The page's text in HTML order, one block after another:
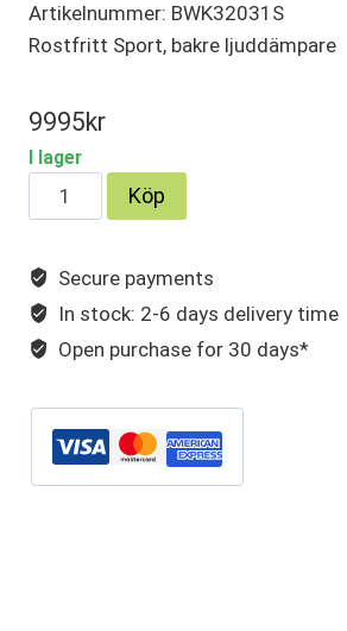
Artikelnummer: BWK32031S
Rostfritt Sport, bakre ljuddämpare
9995kr
I lager
BMW
320D
F31
/
335D
F30,
XDrive
Köp
Secure payments
In stock: 2-6 days delivery time
Open purchase for 30 days*